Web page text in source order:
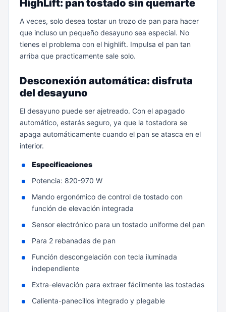
HighLift: pan tostado sin quemarte
A veces, solo desea tostar un trozo de pan para hacer
que incluso un pequeño desayuno sea especial. No
tienes el problema con el highlift. Impulsa el pan tan
arriba que practicamente sale solo.
Desconexión automática: disfruta
del desayuno
El desayuno puede ser ajetreado. Con el apagado
automático, estarás seguro, ya que la tostadora se
apaga automáticamente cuando el pan se atasca en el
interior.
Especificaciones
Potencia: 820-970 W
Mando ergonómico de control de tostado con
función de elevación integrada
Sensor electrónico para un tostado uniforme del pan
Para 2 rebanadas de pan
Función descongelación con tecla iluminada
independiente
Extra-elevación para extraer fácilmente las tostadas
Calienta-panecillos integrado y plegable